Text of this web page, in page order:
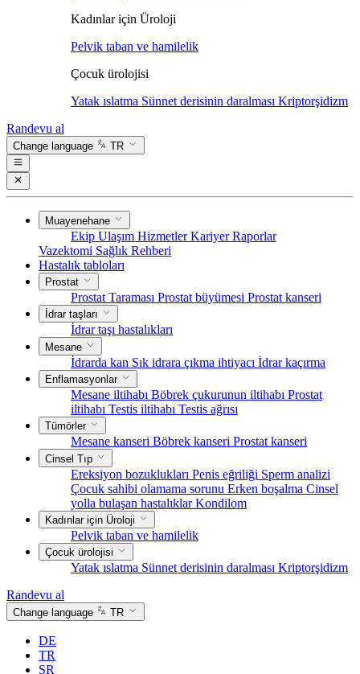
Kadınlar için Üroloji
Pelvik taban ve hamilelik
Çocuk ürolojisi
Yatak ıslatma Sünnet derisinin daralması Kriptorşidizm
Randevu al
Change language TR
Muayenehane
Ekip Ulaşım HizmetlerKariyerRaporlar
Vazektomi Sağlık Rehberi
Hastalık tabloları
Prostat
Prostat Taraması Prostat büyümesi Prostat kanseri
İdrar taşları
İdrar taşı hastalıkları
Mesane
İdrarda kan Sık idrara çıkma ihtiyacı İdrar kaçırma
Enflamasyonlar
Mesane iltihabı Böbrek çukurunun iltihabı Prostat
iltihabı Testis iltihabı Testis ağrısı
Tümörler
Mesane kanseri Böbrek kanseri Prostat kanseri
Cinsel Tıp
Ereksiyon bozuklukları Penis eğriliği Sperm analizi
Çocuk sahibi olamama sorunu Erken boşalma Cinsel
yolla bulaşan hastalıklarKondilom
Kadınlar için Üroloji
Pelvik taban ve hamilelik
Çocuk ürolojisi
Yatak ıslatma Sünnet derisinin daralması Kriptorşidizm
Randevu al
Change language TR
DE
TR
SR